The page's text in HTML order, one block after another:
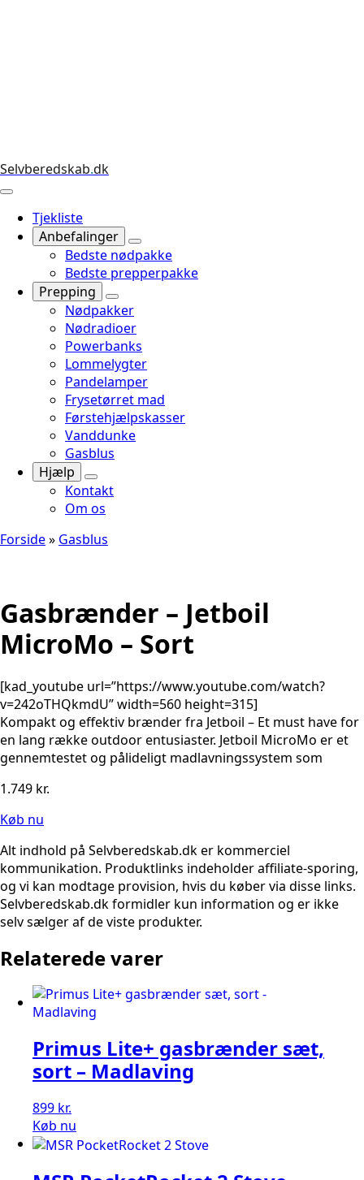
Selvberedskab.dk
Tjekliste
Anbefalinger
Bedste nødpakke
Bedste prepperpakke
Prepping
Nødpakker
Nødradioer
Powerbanks
Lommelygter
Pandelamper
Frysetørret mad
Førstehjælpskasser
Vanddunke
Gasblus
Hjælp
Kontakt
Om os
Forside» Gasblus
Gasbrænder – Jetboil
MicroMo – Sort
[kad_youtube url=”https://www.youtube.com/watch?
v=242oTHQkmdU” width=560 height=315]
Kompakt og effektiv brænder fra Jetboil – Et must have for
en lang række outdoor entusiaster. Jetboil MicroMo er et
gennemtestet og pålideligt madlavningssystem som
1.749 kr.
Køb nu
Alt indhold på Selvberedskab.dk er kommerciel
kommunikation. Produktlinks indeholder affiliate-sporing,
og vi kan modtage provision, hvis du køber via disse links.
Selvberedskab.dk formidler kun information og er ikke
selv sælger af de viste produkter.
Relaterede varer
Primus Lite+ gasbrænder sæt,
sort – Madlaving
899 kr.
Køb nu